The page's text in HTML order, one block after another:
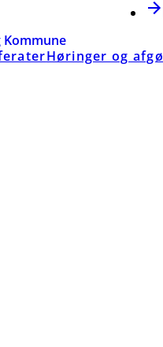
Kommune
Høringer og